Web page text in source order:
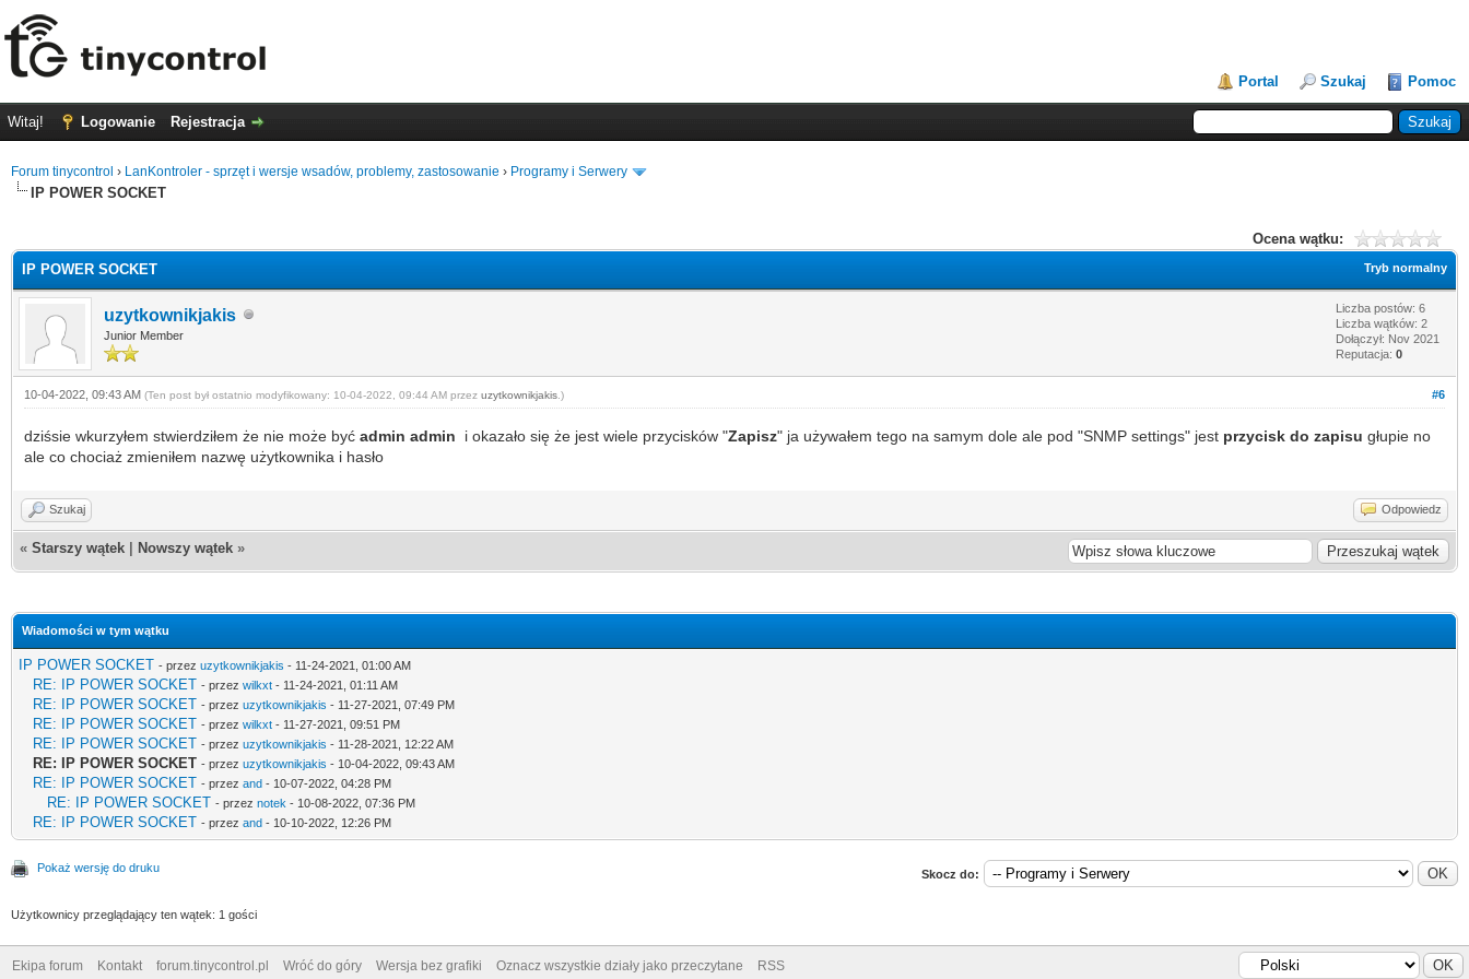
Portal Szukaj Pomoc
Witaj! Logowanie Rejestracja
Forum tinycontrol › LanKontroler - sprzęt i wersje wsadów, problemy, zastosowanie › Programy i Serwery
IP POWER SOCKET
Ocena wątku:
Tryb normalny
IP POWER SOCKET
uzytkownikjakis
Junior Member
Liczba postów: 6
Liczba wątków: 2
Dołączył: Nov 2021
Reputacja: 0
#6
10-04-2022, 09:43 AM (Ten post był ostatnio modyfikowany: 10-04-2022, 09:44 AM przez uzytkownikjakis .)
dziśsie wkurzyłem stwierdziłem że nie może być admin admin i okazało się że jest wiele przycisków "Zapisz" ja używałem tego na samym dole ale pod "SNMP settings" jest przycisk do zapisu głupie no
ale co chociaż zmieniłem nazwę użytkownika i hasło
Szukaj Odpowiedz
« Starszy wątek Nowszy wątek »
Wiadomości w tym wątku
IP POWER SOCKET - przez uzytkownikjakis - 11-24-2021, 01:00 AM
RE: IP POWER SOCKET - przez wilkxt - 11-24-2021, 01:11 AM
RE: IP POWER SOCKET - przez uzytkownikjakis - 11-27-2021, 07:49 PM
RE: IP POWER SOCKET - przez wilkxt - 11-27-2021, 09:51 PM
RE: IP POWER SOCKET - przez uzytkownikjakis - 11-28-2021, 12:22 AM
RE: IP POWER SOCKET - przez uzytkownikjakis - 10-04-2022, 09:43 AM
RE: IP POWER SOCKET - przez and - 10-07-2022, 04:28 PM
RE: IP POWER SOCKET - przez notek - 10-08-2022, 07:36 PM
RE: IP POWER SOCKET - przez and - 10-10-2022, 12:26 PM
Pokaż wersję do druku Skocz do:
Użytkownicy przeglądający ten wątek: 1 gości
Ekipa forum Kontakt forum.tinycontrol.pl Wróć do góry Wersja bez grafiki Oznacz wszystkie działy jako przeczytane RSS